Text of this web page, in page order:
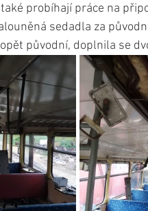
probíhají práce na
sedadla za
původní, doplnila se